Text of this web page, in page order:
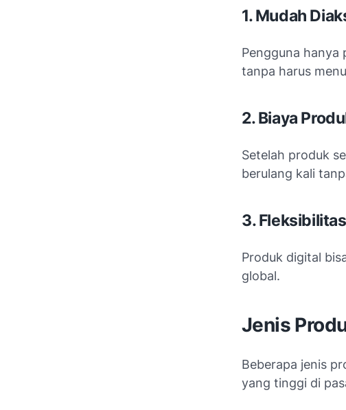
1. Mudah
Pengguna
tanpa harus
2. Biaya
Setelah produk
berulang kali
3.
Produk digital
global.
Jenis
Beberapa jenis
yang tinggi di